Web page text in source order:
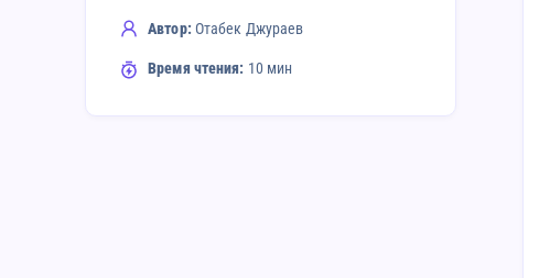
Автор: Отабек Джураев
Время чтения: 10 мин